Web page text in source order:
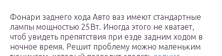
Фонари заднего хода Авто ваз имеют стандартные
лампы мощностью 25Вт. Иногда этого не хватает,
чтоб увидеть препятствия при езде задним ходом в
ночное время. Решит проблему можно маленьким